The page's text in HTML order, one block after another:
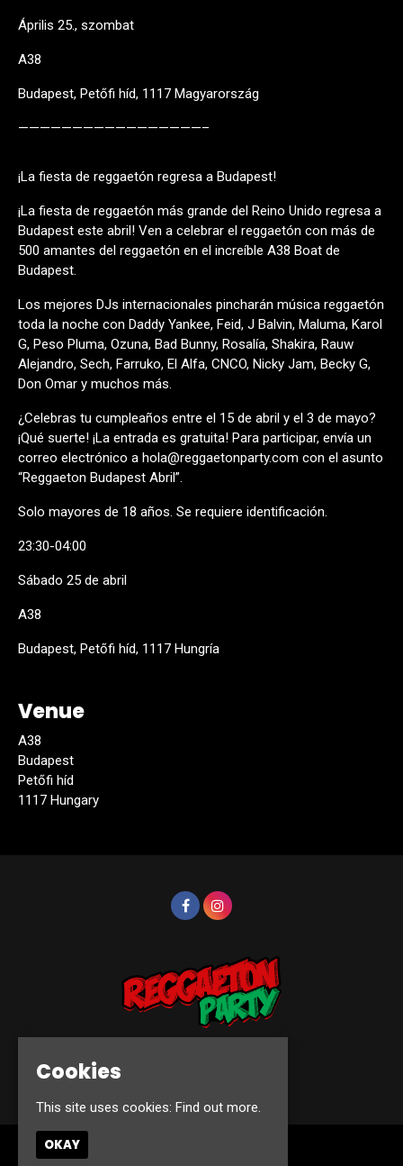
Április 25., szombat
A38
Budapest, Petőfi híd, 1117 Magyarország
—————————————————–
¡La fiesta de reggaetón regresa a Budapest!
¡La fiesta de reggaetón más grande del Reino Unido regresa a
Budapest este abril! Ven a celebrar el reggaetón con más de
500 amantes del reggaetón en el increíble A38 Boat de
Budapest.
Los mejores DJs internacionales pincharán música reggaetón
toda la noche con Daddy Yankee, Feid, J Balvin, Maluma, Karol
G, Peso Pluma, Ozuna, Bad Bunny, Rosalía, Shakira, Rauw
Alejandro, Sech, Farruko, El Alfa, CNCO, Nicky Jam, Becky G,
Don Omar y muchos más.
¿Celebras tu cumpleaños entre el 15 de abril y el 3 de mayo?
¡Qué suerte! ¡La entrada es gratuita! Para participar, envía un
correo electrónico a hola@reggaetonparty.com con el asunto
“Reggaeton Budapest Abril”.
Solo mayores de 18 años. Se requiere identificación.
23:30-04:00
Sábado 25 de abril
A38
Budapest, Petőfi híd, 1117 Hungría
Venue
A38
Budapest
Petőfi híd
1117 Hungary
Cookies
This site uses cookies: Find out more.
OKAY